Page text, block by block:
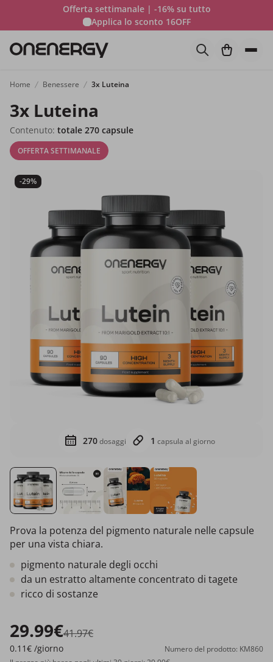
Offerta settimanale | -16% su tutto
Applica lo sconto 16OFF
Home Benessere 3x Luteina
3x Luteina
Contenuto: totale 270 capsule
OFFERTA SETTIMANALE
-29%
270dosaggi 1 capsula al giorno
Prova la potenza del pigmento naturale nelle capsule
per una vista chiara.
pigmento naturale degli occhi
da un estratto altamente concentrato di tagete
ricco di sostanze
29.99€41.97€
0.11€ /giorno
Numero del prodotto: KM860